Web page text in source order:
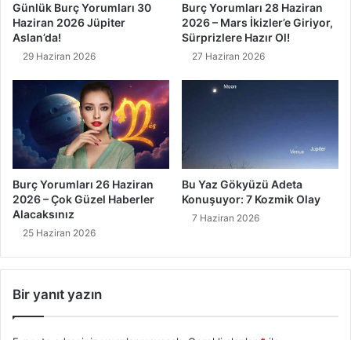
Günlük Burç Yorumları 30
Haziran 2026 Jüpiter
Aslan’da!
29 Haziran 2026
Burç Yorumları 28 Haziran
2026 – Mars İkizler’e Giriyor,
Sürprizlere Hazır Ol!
27 Haziran 2026
Burç Yorumları 26 Haziran
2026 – Çok Güzel Haberler
Alacaksınız
25 Haziran 2026
Bu Yaz Gökyüzü Adeta
Konuşuyor: 7 Kozmik Olay
7 Haziran 2026
Bir yanıt yazın